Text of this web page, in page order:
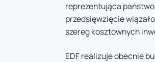
reprezentująca
przedsięwzięcie
szereg kosztownych
EDF realizuje obecnie